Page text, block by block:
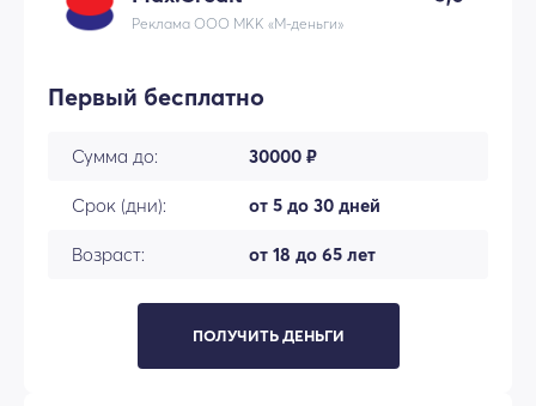
Реклама ООО МКК «М-деньги»
Первый бесплатно
Сумма до: 30000 ₽
Срок (дни): от 5 до 30 дней
Возраст: от 18 до 65 лет
ПОЛУЧИТЬ ДЕНЬГИ